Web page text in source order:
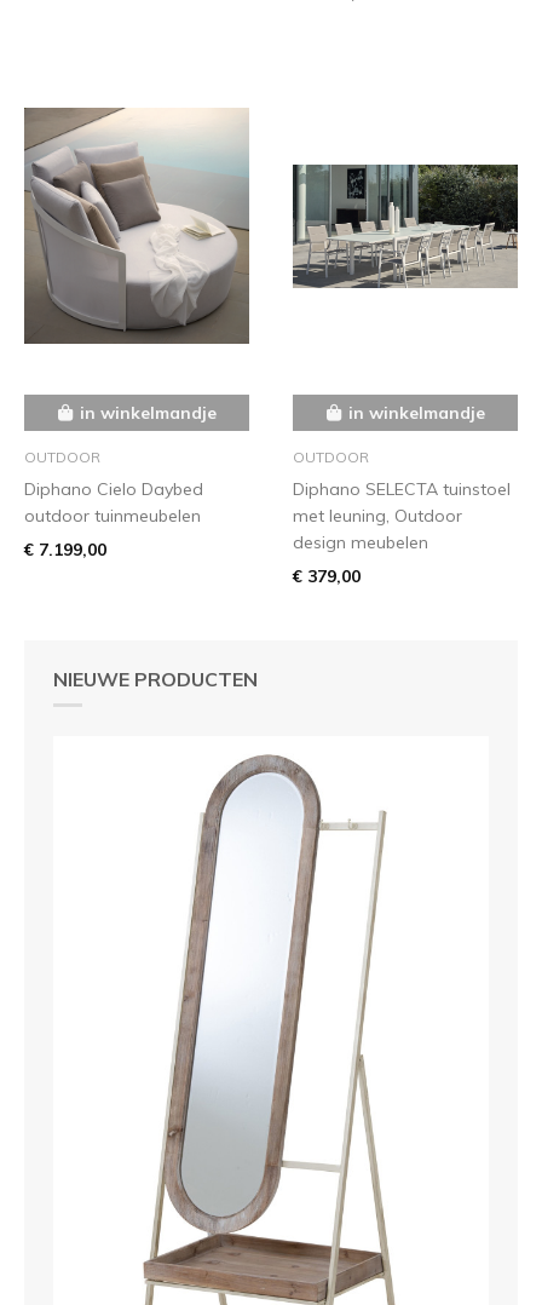
NIEUWE PRODUCTEN
in winkelmandje
OUTDOOR
Diphano Cielo Daybed
outdoor tuinmeubelen
€ 7.199,00
in winkelmandje
OUTDOOR
Diphano SELECTA tuinstoel
met leuning, Outdoor
design meubelen
€ 379,00